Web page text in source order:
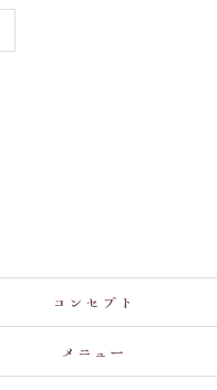
コンセプト
メニュー